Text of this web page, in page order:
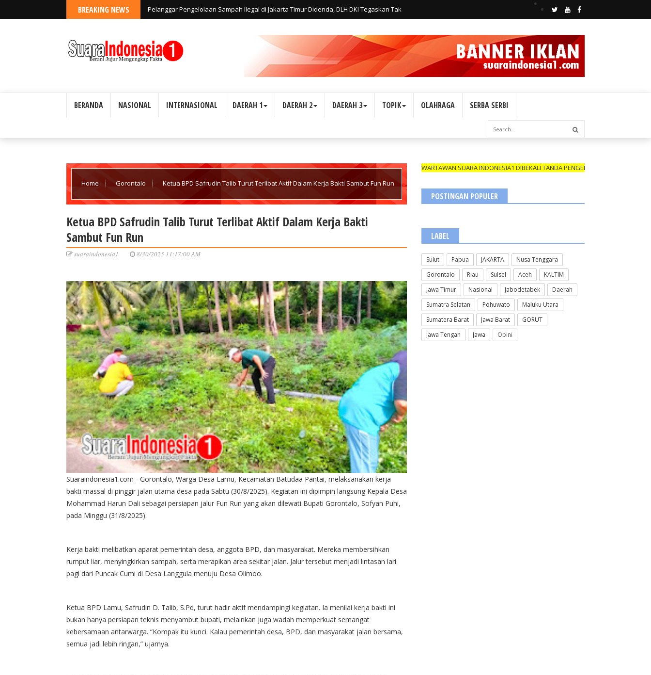
BREAKING NEWS Pelanggar Pengelolaan Sampah Ilegal di Jakarta Timur Didenda, DLH DKI Tegaskan Tak
BERANDA NASIONAL INTERNASIONAL DAERAH 1 DAERAH 2 DAERAH 3 TOPIK OLAHRAGA SERBA SERBI
Home Gorontalo Ketua BPD Safrudin Talib Turut Terlibat Aktif Dalam Kerja Bakti Sambut Fun Run
Ketua BPD Safrudin Talib Turut Terlibat Aktif Dalam Kerja Bakti
Sambut Fun Run
suaraindonesia1 8/30/2025 11:17:00 AM
Suaraindonesia1.com - Gorontalo, Warga Desa Lamu, Kecamatan Batudaa Pantai, melaksanakan kerja
bakti massal di pinggir jalan utama desa pada Sabtu (30/8/2025). Kegiatan ini dipimpin langsung Kepala Desa
Mohammad Harun Dali sebagai persiapan jalur Fun Run yang akan dilewati Bupati Gorontalo, Sofyan Puhi,
pada Minggu (31/8/2025).
Kerja bakti melibatkan aparat pemerintah desa, anggota BPD, dan masyarakat. Mereka membersihkan
rumput liar, menyingkirkan sampah, serta merapikan area sekitar jalan. Jalur tersebut menjadi lintasan lari
pagi dari Puncak Cumi di Desa Langgula menuju Desa Olimoo.
Ketua BPD Lamu, Safrudin D. Talib, S.Pd, turut hadir aktif mendampingi kegiatan. Ia menilai kerja bakti ini
bukan hanya persiapan teknis menyambut bupati, melainkan juga wadah memperkuat semangat
kebersamaan antarwarga. “Kompak itu kunci. Kalau pemerintah desa, BPD, dan masyarakat jalan bersama,
semua jadi lebih ringan,” ujarnya.
WARTAWAN SUARA INDONESIA1 DIBEKALI TANDA PENGENAL (ID CARD) YANG MASIH
POSTINGAN POPULER
LABEL
Sulut Papua JAKARTA
Nusa Tenggara
Gorontalo
Riau Sulsel Aceh
KALTIM
Jawa Timur
Nasional Jabodetabek
Daerah
Sumatra Selatan
Pohuwato
Maluku Utara
Sumatera Barat
Jawa Barat
GORUT
Jawa Tengah
Jawa Opini